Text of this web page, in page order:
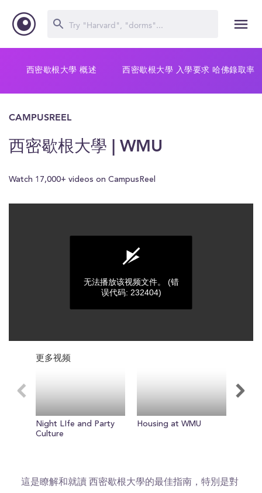
西密歇根大學 概述 西密歇根大學 入學要求 哈佛錄取率
CAMPUSREEL
西密歇根大學 | WMU
Watch 17,000+ videos on CampusReel
seconds
seconds
无法播放该视频文件。
(错
误代码: 232404)
更多视频
Night LIfe and Party
Culture
Housing at WMU
這是瞭解和就讀 西密歇根大學的最佳指南，特別是對